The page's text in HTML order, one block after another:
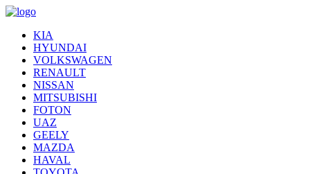
KIA
HYUNDAI
VOLKSWAGEN
RENAULT
NISSAN
MITSUBISHI
FOTON
UAZ
GEELY
MAZDA
HAVAL